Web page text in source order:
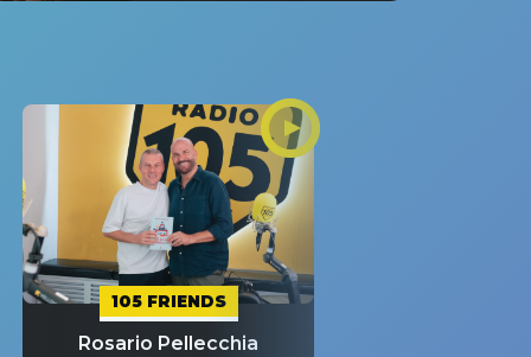
105 FRIENDS
Rosario Pellecchia